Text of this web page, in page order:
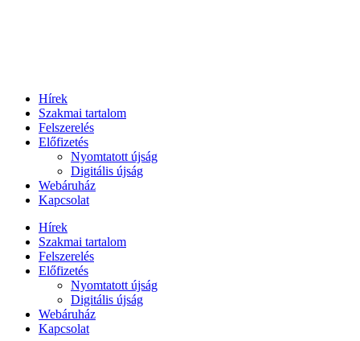
Hírek
Szakmai tartalom
Felszerelés
Előfizetés
Nyomtatott újság
Digitális újság
Webáruház
Kapcsolat
Hírek
Szakmai tartalom
Felszerelés
Előfizetés
Nyomtatott újság
Digitális újság
Webáruház
Kapcsolat